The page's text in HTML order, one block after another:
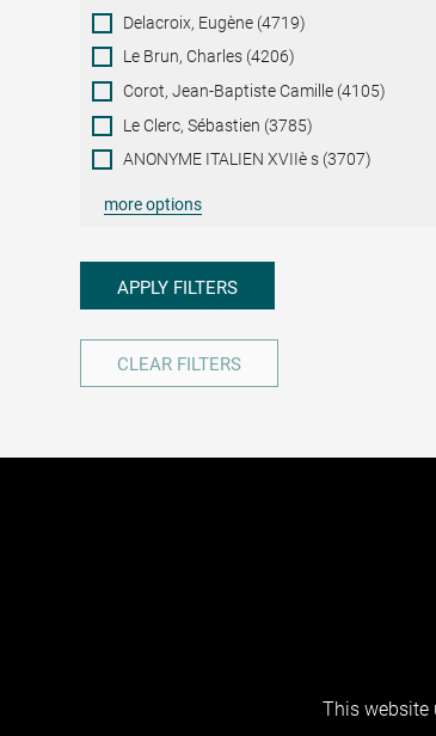
Delacroix, Eugène (4719)
Le Brun, Charles (4206)
Corot, Jean-Baptiste Camille (4105)
Le Clerc, Sébastien (3785)
ANONYME ITALIEN XVIIè s (3707)
more options
APPLY FILTERS
CLEAR FILTERS
This website